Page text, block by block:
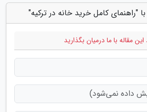
"راهنمای کامل خرید خانه در ترکیه"
مقاله با ما درمیان بگذارید